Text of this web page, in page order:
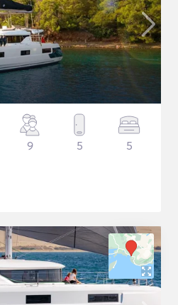
9 5 5